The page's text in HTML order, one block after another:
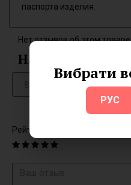
Вибрати
РУС
паспорта изделия.
Нет отзывов об этом
Написать отзыв
Рейтинг